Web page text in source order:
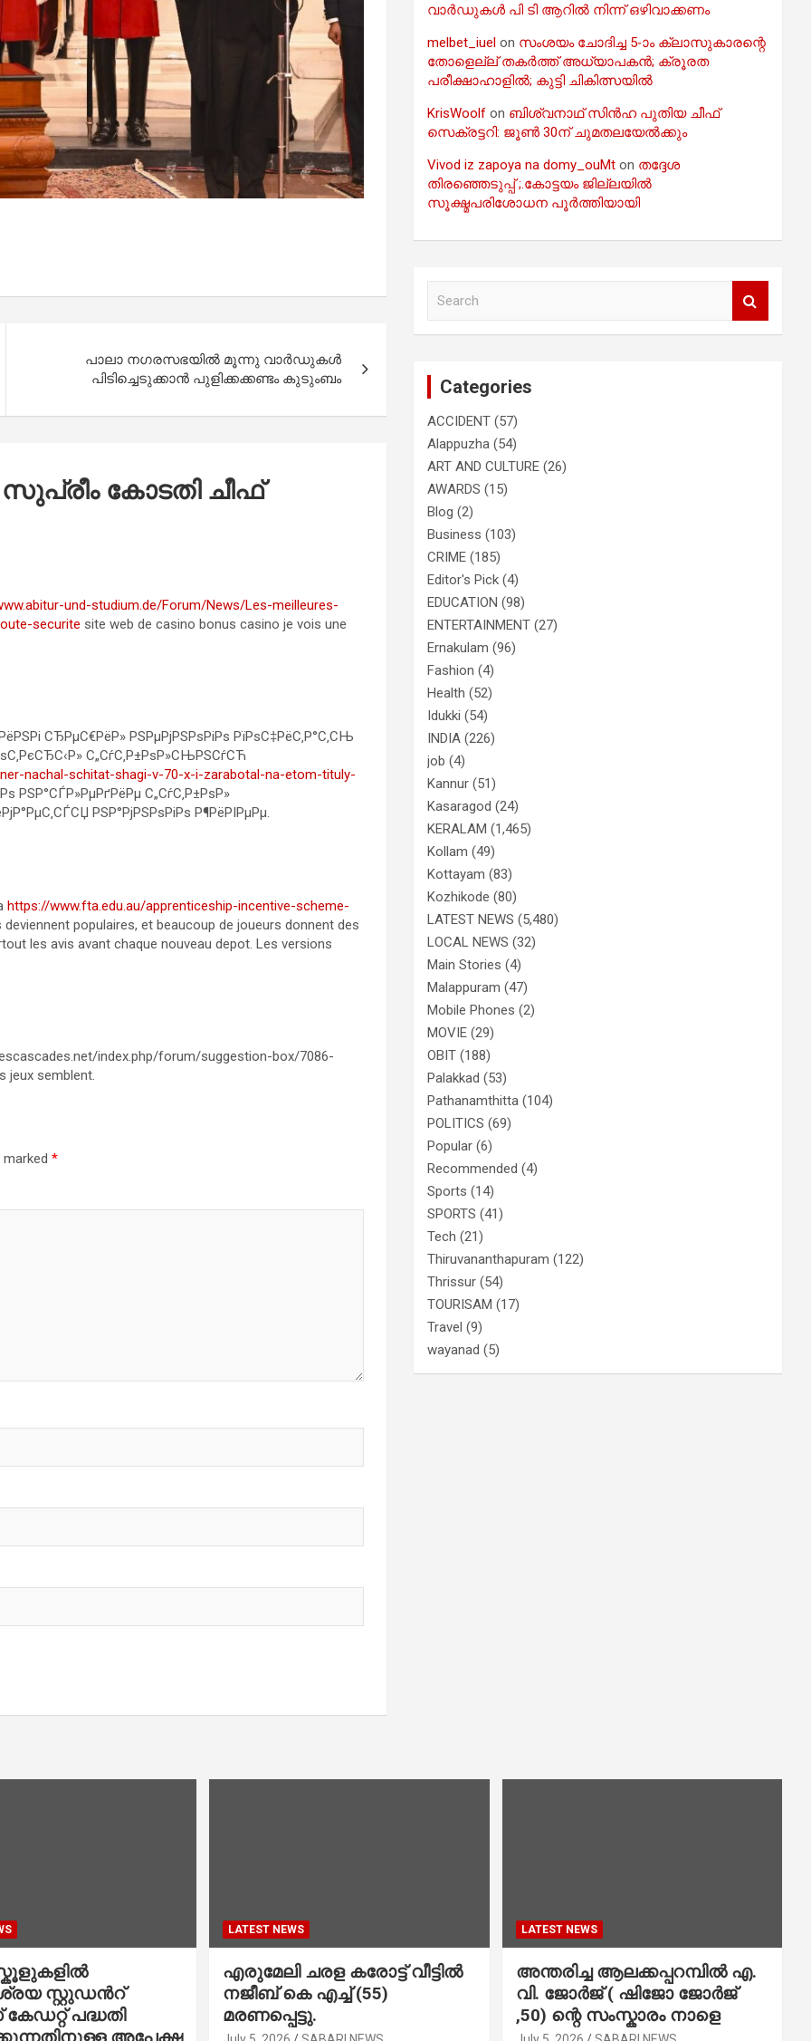
പാലാ നഗരസഭയില്‍ മൂന്നു വാർഡുകൾ
പിടിച്ചെടുക്കാൻ പുളിക്കക്കണ്ടം കുടുംബം
കോടതി ചീഫ്
und-studium.de/Forum/News/Les-meilleures-
securite site web de casino bonus casino je vois une
СЂРµС€РёР» РЅРµРјРЅРѕРіРѕ РїРѕС‡РёС‚Р°С‚СЊ
С„СѓС‚Р±РѕР»СЊРЅСѓСЋ
nachal-schitat-shagi-v-70-x-i-zarabotal-na-etom-tituly-
РЅР°СЃР»РµРґРёРµ С„СѓС‚Р±РѕР»
РЅР°РјРЅРѕРіРѕ Р¶РёРІРµРµ.
https://www.fta.edu.au/apprenticeship-incentive-scheme-
populaires, et beaucoup de joueurs donnent des
les avis avant chaque nouveau depot. Les versions
index.php/forum/suggestion-box/7086-
jeux semblent.
marked *
വാർഡുകൾ പി ടി ആറിൽ നിന്ന് ഒഴിവാക്കണം
melbet_iuel on സംശയം ചോദിച്ച 5-ാം ക്ലാസുകാരന്റെ
തോളെല്ല് തകർത്ത് അധ്യാപകൻ; ക്രൂരത
പരീക്ഷാഹാളിൽ; കുട്ടി ചികിത്സയിൽ
KrisWoolf on ബിശ്വനാഥ് സിൻഹ പുതിയ ചീഫ്
സെക്രട്ടറി: ജൂൺ 30ന് ചുമതലയേൽക്കും
Vivod iz zapoya na domy_ouMt on തദ്ദേശ
തിരഞ്ഞെടുപ്പ് ;.കോട്ടയം ജില്ലയിൽ
സൂക്ഷ്മപരിശോധന പൂർത്തിയായി
Categories
ACCIDENT (57)
Alappuzha (54)
ART AND CULTURE (26)
AWARDS (15)
Blog (2)
Business (103)
CRIME (185)
Editor's Pick (4)
EDUCATION (98)
ENTERTAINMENT (27)
Ernakulam (96)
Fashion (4)
Health (52)
Idukki (54)
INDIA (226)
job (4)
Kannur (51)
Kasaragod (24)
KERALAM (1,465)
Kollam (49)
Kottayam (83)
Kozhikode (80)
LATEST NEWS (5,480)
LOCAL NEWS (32)
Main Stories (4)
Malappuram (47)
Mobile Phones (2)
MOVIE (29)
OBIT (188)
Palakkad (53)
Pathanamthitta (104)
POLITICS (69)
Popular (6)
Recommended (4)
Sports (14)
SPORTS (41)
Tech (21)
Thiruvananthapuram (122)
Thrissur (54)
TOURISAM (17)
Travel (9)
wayanad (5)
സ്റ്റുഡന്‍റ്
പദ്ധതി
അപേക്ഷ
LATEST NEWS
എരുമേലി ചരള കരോട്ട് വീട്ടിൽ
നജീബ് കെ എച്ച് (55)
മരണപ്പെട്ടു.
LATEST NEWS
അന്തരിച്ച ആ​ല​ക്ക​പ്പ​റമ്പിൽ​ എ.​
വി. ജോ​ർ​ജ് ( ഷിജോ ജോർജ്
,50) ന്റെ സംസ്കാരം നാളെ